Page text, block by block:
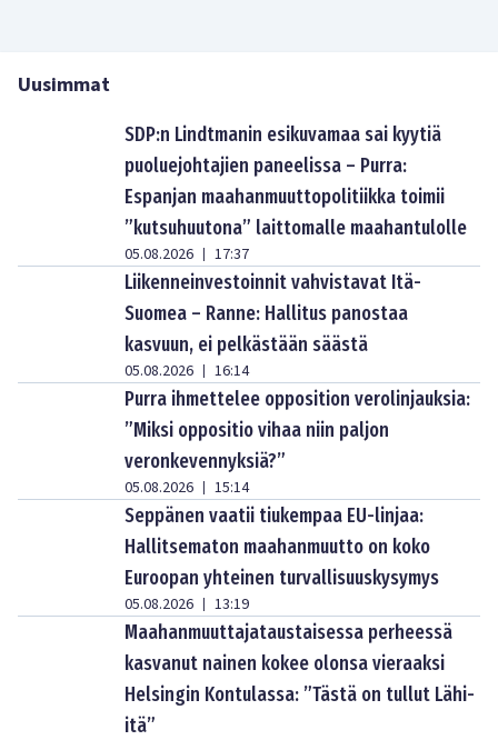
Uusimmat
SDP:n Lindtmanin esikuvamaa sai kyytiä
puoluejohtajien paneelissa – Purra:
Espanjan maahanmuuttopolitiikka toimii
”kutsuhuutona” laittomalle maahantulolle
05.08.2026 | 17:37
Liikenneinvestoinnit vahvistavat Itä-
Suomea – Ranne: Hallitus panostaa
kasvuun, ei pelkästään säästä
05.08.2026 | 16:14
Purra ihmettelee opposition verolinjauksia:
”Miksi oppositio vihaa niin paljon
veronkevennyksiä?”
05.08.2026 | 15:14
Seppänen vaatii tiukempaa EU-linjaa:
Hallitsematon maahanmuutto on koko
Euroopan yhteinen turvallisuuskysymys
05.08.2026 | 13:19
Maahanmuuttajataustaisessa perheessä
kasvanut nainen kokee olonsa vieraaksi
Helsingin Kontulassa: ”Tästä on tullut Lähi-
itä”